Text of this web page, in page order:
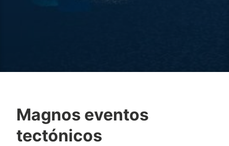
Magnos eventos
tectónicos